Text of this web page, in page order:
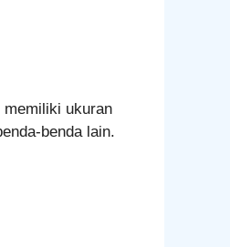
memiliki ukuran
benda lain.